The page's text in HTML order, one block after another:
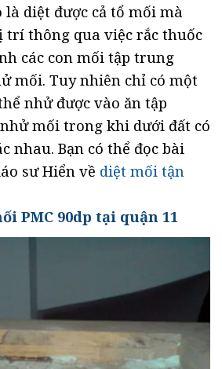
là diệt được cả tổ mối mà
trí thông qua việc rắc thuốc
các con mối tập trung
mối. Tuy nhiên chỉ có một
nhử được vào ăn tập
mối trong khi dưới đất có
nhau. Bạn có thể đọc bài
sư Hiển về diệt mối tận
PMC 90dp tại quận 11